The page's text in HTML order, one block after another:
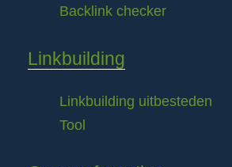
Backlink checker
Linkbuilding
Linkbuilding uitbesteden
Tool